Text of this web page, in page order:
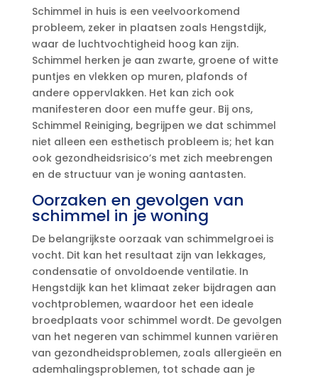
Schimmel in huis is een veelvoorkomend
probleem, zeker in plaatsen zoals Hengstdijk,
waar de luchtvochtigheid hoog kan zijn.​
Schimmel herken je aan zwarte, groene of witte
puntjes en vlekken op muren, plafonds of
andere oppervlakken.​ Het kan zich ook
manifesteren door een muffe geur.​ Bij ons,
Schimmel Reiniging, begrijpen we dat schimmel
niet alleen een esthetisch probleem is; het kan
ook gezondheidsrisico’s met zich meebrengen
en de structuur van je woning aantasten.​
Oorzaken en gevolgen van
schimmel in je woning
De belangrijkste oorzaak van schimmelgroei is
vocht.​ Dit kan het resultaat zijn van lekkages,
condensatie of onvoldoende ventilatie.​ In
Hengstdijk kan het klimaat zeker bijdragen aan
vochtproblemen, waardoor het een ideale
broedplaats voor schimmel wordt.​ De gevolgen
van het negeren van schimmel kunnen variëren
van gezondheidsproblemen, zoals allergieën en
ademhalingsproblemen, tot schade aan je